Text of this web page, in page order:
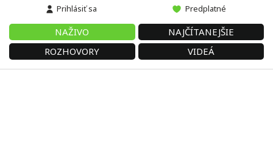
Prihlásiť sa Predplatné
NAŽIVO
NAJČÍTANEJŠIE
ROZHOVORY
VIDEÁ